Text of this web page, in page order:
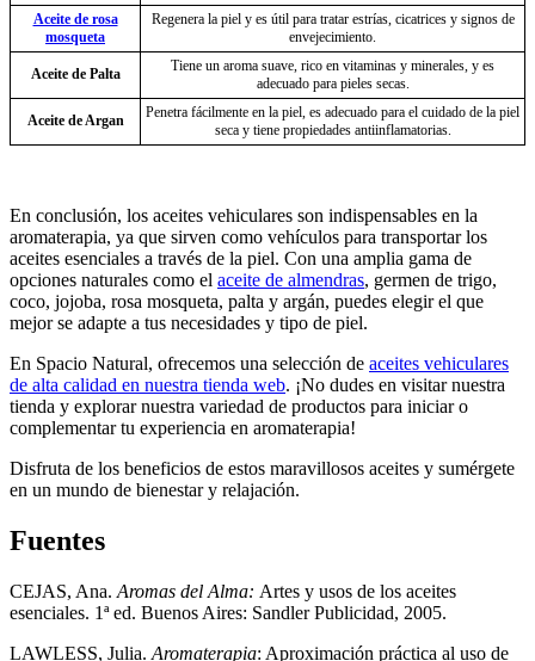
Aceite de rosa
mosqueta
Regenera la piel y es útil para tratar estrías, cicatrices y signos de
envejecimiento.
Aceite de Palta
Tiene un aroma suave, rico en vitaminas y minerales, y es
adecuado para pieles secas.
Aceite de Argan
Penetra fácilmente en la piel, es adecuado para el cuidado de la piel
seca y tiene propiedades antiinflamatorias.
En conclusión, los aceites vehiculares son indispensables en la
aromaterapia, ya que sirven como vehículos para transportar los
aceites esenciales a través de la piel. Con una amplia gama de
opciones naturales como el aceite de almendras, germen de trigo,
coco, jojoba, rosa mosqueta, palta y argán, puedes elegir el que
mejor se adapte a tus necesidades y tipo de piel.
En Spacio Natural, ofrecemos una selección de aceites vehiculares
de alta calidad en nuestra tienda web. ¡No dudes en visitar nuestra
tienda y explorar nuestra variedad de productos para iniciar o
complementar tu experiencia en aromaterapia!
Disfruta de los beneficios de estos maravillosos aceites y sumérgete
en un mundo de bienestar y relajación.
Fuentes
CEJAS, Ana. Aromas del Alma: Artes y usos de los aceites
esenciales. 1ª ed. Buenos Aires: Sandler Publicidad, 2005.
LAWLESS, Julia. Aromaterapia: Aproximación práctica al uso de